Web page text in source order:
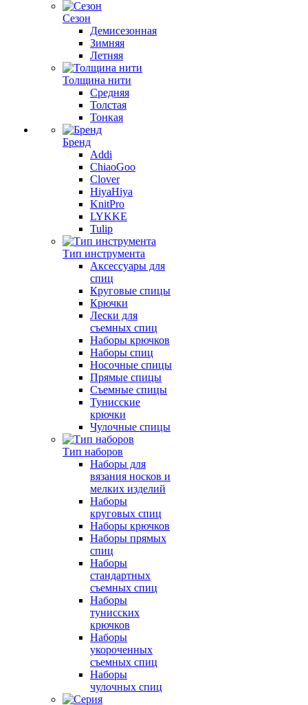
Сезон
Демисезонная
Зимняя
Летняя
Толщина нити
Средняя
Толстая
Тонкая
Бренд
Addi
ChiaoGoo
Clover
HiyaHiya
KnitPro
LYKKE
Tulip
Тип инструмента
Аксессуары для
спиц
Круговые спицы
Крючки
Лески для
съемных спиц
Наборы крючков
Наборы спиц
Носочные спицы
Прямые спицы
Съемные спицы
Тунисские
крючки
Чулочные спицы
Тип наборов
Наборы для
вязания носков и
мелких изделий
Наборы
круговых спиц
Наборы крючков
Наборы прямых
спиц
Наборы
стандартных
съемных спиц
Наборы
тунисских
крючков
Наборы
укороченных
съемных спиц
Наборы
чулочных спиц